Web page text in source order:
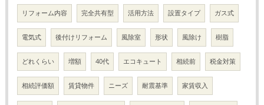
リフォーム内容 完全共有型 活用方法 設置タイプ ガス式
電気式 後付けリフォーム 風除室 形状 風除け 樹脂
どれくらい 増額 40代 エコキュート 相続前 税金対策
相続評価額 賃貸物件 ニーズ 耐震基準 家賃収入